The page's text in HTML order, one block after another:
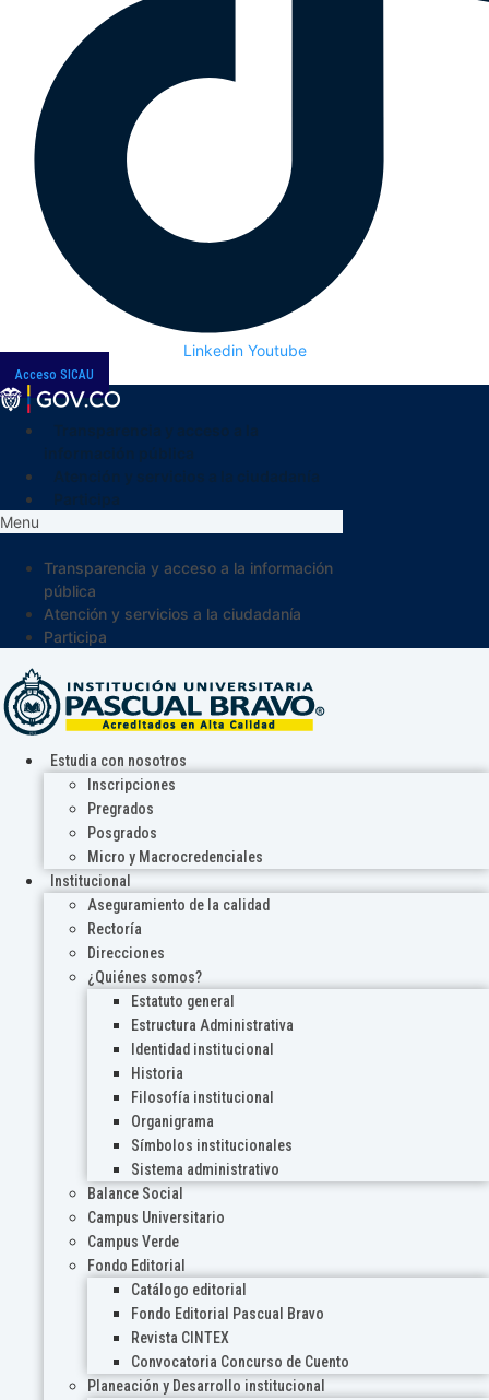
Linkedin Youtube
Acceso SICAU
Menu
Transparencia y acceso a la información
pública
Atención y servicios a la ciudadanía
Participa
Estudia con nosotros
Inscripciones
Pregrados
Posgrados
Micro y Macrocredenciales
Institucional
Aseguramiento de la calidad
Rectoría
Direcciones
¿Quiénes somos?
Estatuto general
Estructura Administrativa
Identidad institucional
Historia
Filosofía institucional
Organigrama
Símbolos institucionales
Sistema administrativo
Balance Social
Campus Universitario
Campus Verde
Fondo Editorial
Catálogo editorial
Fondo Editorial Pascual Bravo
Revista CINTEX
Convocatoria Concurso de Cuento
Planeación y Desarrollo institucional